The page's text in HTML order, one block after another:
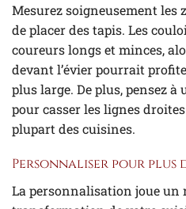
Mesurez soigneusement les
de placer des tapis. Les
coureurs longs et minces,
devant l’évier pourrait
plus large. De plus, pensez
pour casser les lignes
plupart des cuisines.
Personnaliser pour plus
La personnalisation joue un